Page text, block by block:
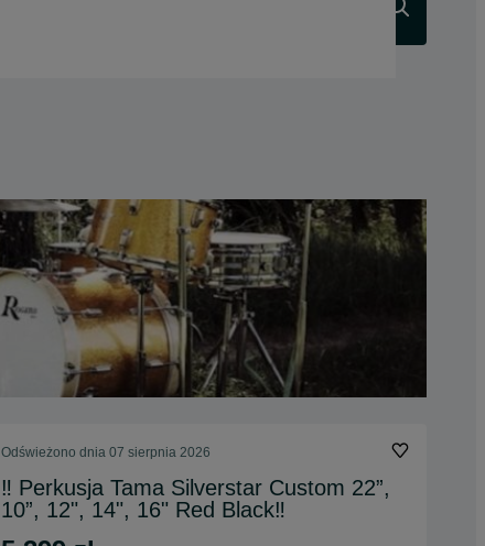
Odświeżono dnia 07 sierpnia 2026
‼️ Perkusja Tama Silverstar Custom 22”,
10”, 12", 14", 16" Red Black‼️